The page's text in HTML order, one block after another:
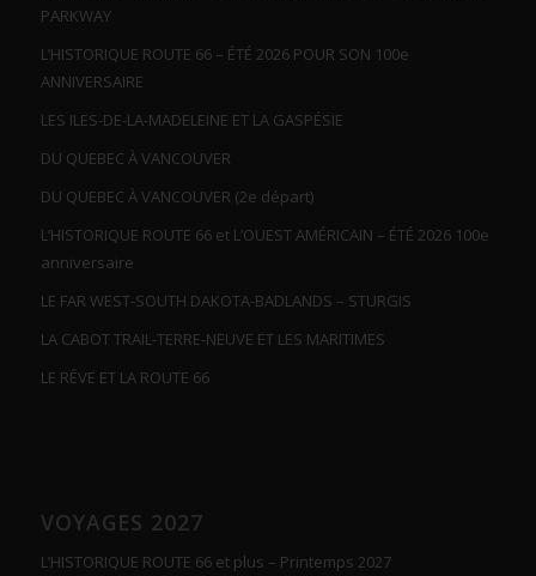
PARKWAY
L’HISTORIQUE ROUTE 66 – ÉTÉ 2026 POUR SON 100e
ANNIVERSAIRE
LES ILES-DE-LA-MADELEINE ET LA GASPÉSIE
DU QUEBEC À VANCOUVER
DU QUEBEC À VANCOUVER (2e départ)
L’HISTORIQUE ROUTE 66 et L’OUEST AMÉRICAIN – ÉTÉ 2026 100e
anniversaire
LE FAR WEST-SOUTH DAKOTA-BADLANDS – STURGIS
LA CABOT TRAIL-TERRE-NEUVE ET LES MARITIMES
LE RÊVE ET LA ROUTE 66
VOYAGES 2027
L’HISTORIQUE ROUTE 66 et plus – Printemps 2027